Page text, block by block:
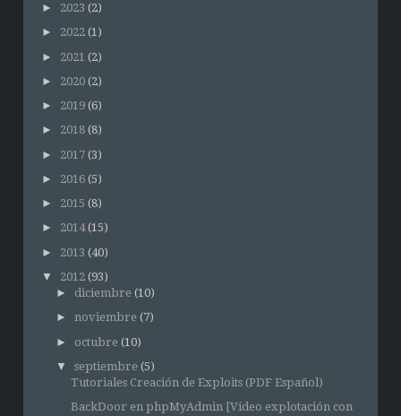
► 2023 (2)
► 2022 (1)
► 2021 (2)
► 2020 (2)
► 2019 (6)
► 2018 (8)
► 2017 (3)
► 2016 (5)
► 2015 (8)
► 2014 (15)
► 2013 (40)
▼
2012 (93)
► diciembre (10)
► noviembre (7)
► octubre (10)
▼
septiembre (5)
Tutoriales Creación de Exploits (PDF Español)
BackDoor en phpMyAdmin [Vídeo explotación con